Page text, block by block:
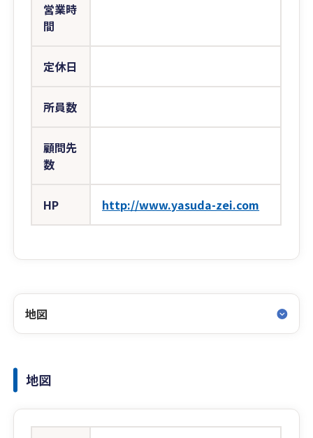
営業時
間
定休日
所員数
顧問先
数
HP http://www.yasuda-zei.com
地図
地図